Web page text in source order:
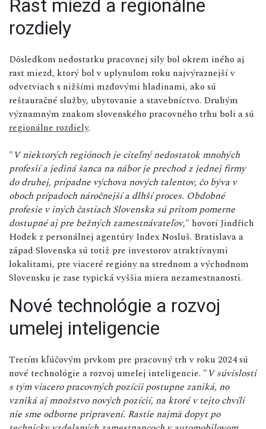
Rast miezd a regionálne
rozdiely
Dôsledkom nedostatku pracovnej sily bol okrem iného aj
rast miezd, ktorý bol v uplynulom roku najvýraznejší v
odvetviach s nižšími mzdovými hladinami, ako sú
reštauračné služby, ubytovanie a stavebníctvo. Druhým
významným znakom slovenského pracovného trhu boli a sú
regionálne rozdiely.
"V niektorých regiónoch je citeľný nedostatok mnohých
profesií a jediná šanca na nábor je prechod z jednej firmy
do druhej, prípadne výchova nových talentov, čo býva v
oboch prípadoch náročnejší a dlhší proces. Obdobné
profesie v iných častiach Slovenska sú pritom pomerne
dostupné aj pre bežných zamestnávateľov," hovorí Jindřich
Hodek z personálnej agentúry Index Nosluš. Bratislava a
západ Slovenska sú totiž pre investorov atraktívnymi
lokalitami, pre viaceré regióny na strednom a východnom
Slovensku je zase typická vyššia miera nezamestnanosti.
Nové technológie a rozvoj
umelej inteligencie
Tretím kľúčovým prvkom pre pracovný trh v roku 2024 sú
nové technológie a rozvoj umelej inteligencie. "V súvislosti
s tým viacero pracovných pozícii postupne zaniká, no
vzniká aj množstvo nových pozícií, na ktoré v tejto chvíli
nie sme odborne pripravení. Rastie najmä dopyt po